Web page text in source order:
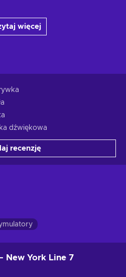
więcej
dźwiękowa
recenzję
New York Line 7